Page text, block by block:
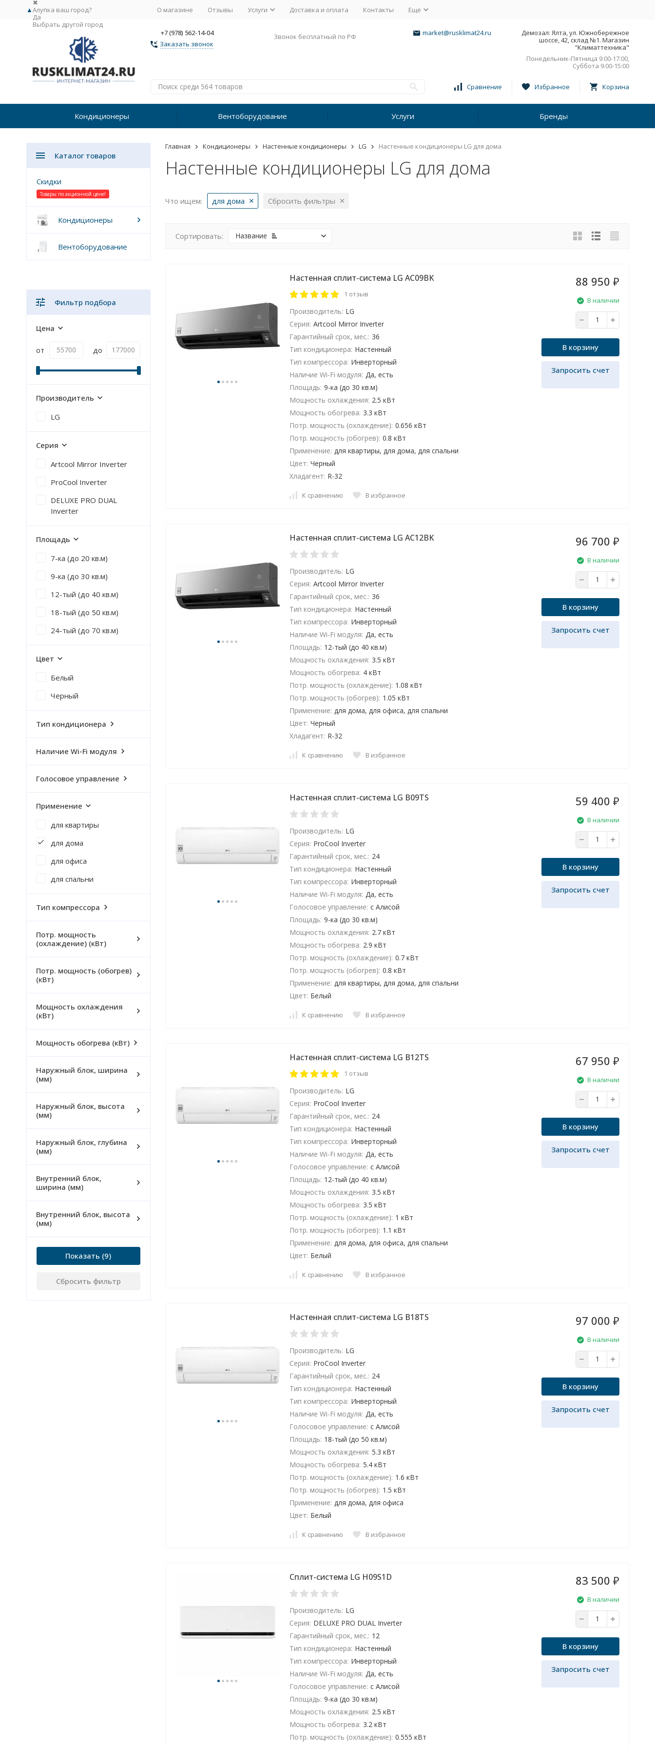
▲
✖
Алупка ваш город?
Да
Выбрать другой город
О магазине Отзывы Услуги Доставка и оплата Контакты Ещё
+7 (978) 562-14-04
Заказать звонок
Звонок бесплатный по РФ market@rusklimat24.ru
Демозал: Ялта, ул. Южнобережное
шоссе, 42, склад №1. Магазин
"Климаттехника"
Понедельник-Пятница 9:00-17:00,
Суббота 9:00-15:00
Сравнение Избранное Корзина
Кондиционеры Вентоборудование Услуги Бренды
Главная Кондиционеры Настенные кондиционеры LG Настенные кондиционеры LG для дома
Настенные кондиционеры LG для дома
Что ищем: для дома Сбросить фильтры
Сортировать: Название
Настенная сплит-система LG AC09BK
1 отзыв
Производитель: LG
Серия: Artcool Mirror Inverter
Гарантийный срок, мес.: 36
Тип кондиционера: Настенный
Тип компрессора: Инверторный
Наличие Wi-Fi модуля: Да, есть
Площадь: 9-ка (до 30 кв.м)
Мощность охлаждения: 2.5 кВт
Мощность обогрева: 3.3 кВт
Потр. мощность (охлаждение): 0.656 кВт
Потр. мощность (обогрев): 0.8 кВт
Применение: для квартиры, для дома, для спальни
Цвет: Черный
Хладагент: R-32
К сравнению В избранное
88 950 ₽
В наличии
В корзину
Запросить счет
Настенная сплит-система LG AC12BK
Производитель: LG
Серия: Artcool Mirror Inverter
Гарантийный срок, мес.: 36
Тип кондиционера: Настенный
Тип компрессора: Инверторный
Наличие Wi-Fi модуля: Да, есть
Площадь: 12-тый (до 40 кв.м)
Мощность охлаждения: 3.5 кВт
Мощность обогрева: 4 кВт
Потр. мощность (охлаждение): 1.08 кВт
Потр. мощность (обогрев): 1.05 кВт
Применение: для дома, для офиса, для спальни
Цвет: Черный
Хладагент: R-32
К сравнению В избранное
96 700 ₽
В наличии
В корзину
Запросить счет
Настенная сплит-система LG B09TS
Производитель: LG
Серия: ProCool Inverter
Гарантийный срок, мес.: 24
Тип кондиционера: Настенный
Тип компрессора: Инверторный
Наличие Wi-Fi модуля: Да, есть
Голосовое управление: с Алисой
Площадь: 9-ка (до 30 кв.м)
Мощность охлаждения: 2.7 кВт
Мощность обогрева: 2.9 кВт
Потр. мощность (охлаждение): 0.7 кВт
Потр. мощность (обогрев): 0.8 кВт
Применение: для квартиры, для дома, для спальни
Цвет: Белый
К сравнению В избранное
59 400 ₽
В наличии
В корзину
Запросить счет
Настенная сплит-система LG B12TS
1 отзыв
Производитель: LG
Серия: ProCool Inverter
Гарантийный срок, мес.: 24
Тип кондиционера: Настенный
Тип компрессора: Инверторный
Наличие Wi-Fi модуля: Да, есть
Голосовое управление: с Алисой
Площадь: 12-тый (до 40 кв.м)
Мощность охлаждения: 3.5 кВт
Мощность обогрева: 3.5 кВт
Потр. мощность (охлаждение): 1 кВт
Потр. мощность (обогрев): 1.1 кВт
Применение: для дома, для офиса, для спальни
Цвет: Белый
К сравнению В избранное
67 950 ₽
В наличии
В корзину
Запросить счет
Настенная сплит-система LG B18TS
Производитель: LG
Серия: ProCool Inverter
Гарантийный срок, мес.: 24
Тип кондиционера: Настенный
Тип компрессора: Инверторный
Наличие Wi-Fi модуля: Да, есть
Голосовое управление: с Алисой
Площадь: 18-тый (до 50 кв.м)
Мощность охлаждения: 5.3 кВт
Мощность обогрева: 5.4 кВт
Потр. мощность (охлаждение): 1.6 кВт
Потр. мощность (обогрев): 1.5 кВт
Применение: для дома, для офиса
Цвет: Белый
К сравнению В избранное
97 000 ₽
В наличии
В корзину
Запросить счет
Сплит-система LG H09S1D
Производитель: LG
Серия: DELUXE PRO DUAL Inverter
Гарантийный срок, мес.: 12
Тип кондиционера: Настенный
Тип компрессора: Инверторный
Наличие Wi-Fi модуля: Да, есть
Голосовое управление: с Алисой
Площадь: 9-ка (до 30 кв.м)
Мощность охлаждения: 2.5 кВт
Мощность обогрева: 3.2 кВт
Потр. мощность (охлаждение): 0.555 кВт
83 500 ₽
В наличии
В корзину
Запросить счет
Каталог товаров
Скидки
Товары по акционной цене!
Кондиционеры
Вентоборудование
Фильтр подбора
Цена
от до
Производитель
LG
Серия
Artcool Mirror Inverter
ProCool Inverter
DELUXE PRO DUAL
Inverter
Площадь
7-ка (до 20 кв.м)
9-ка (до 30 кв.м)
12-тый (до 40 кв.м)
18-тый (до 50 кв.м)
24-тый (до 70 кв.м)
Цвет
Белый
Черный
Тип кондиционера
Наличие Wi-Fi модуля
Голосовое управление
Применение
для квартиры
для дома
для офиса
для спальни
Тип компрессора
Потр. мощность
(охлаждение) (кВт)
Потр. мощность (обогрев)
(кВт)
Мощность охлаждения
(кВт)
Мощность обогрева (кВт)
Наружный блок, ширина
(мм)
Наружный блок, высота
(мм)
Наружный блок, глубина
(мм)
Внутренний блок,
ширина (мм)
Внутренний блок, высота
(мм)
Показать
Сбросить фильтр